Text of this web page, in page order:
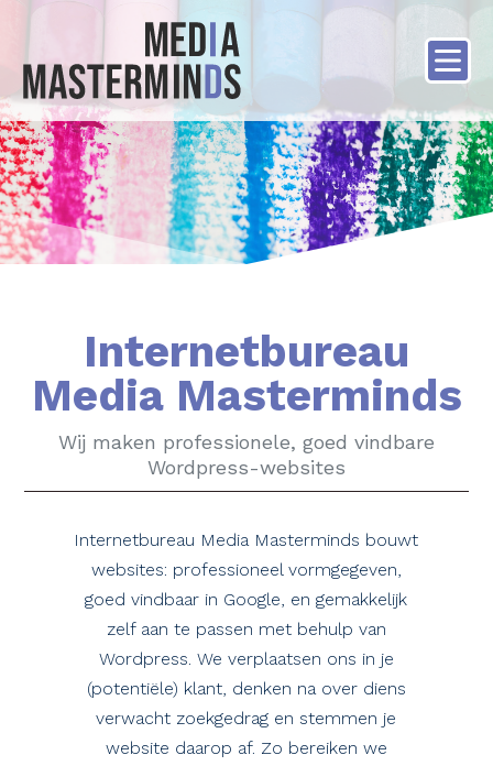
Internetbureau
Media Masterminds
Wij maken professionele, goed vindbare
Wordpress-websites
Internetbureau Media Masterminds bouwt
websites: professioneel vormgegeven,
goed vindbaar in Google, en gemakkelijk
zelf aan te passen met behulp van
Wordpress. We verplaatsen ons in je
(potentiële) klant, denken na over diens
verwacht zoekgedrag en stemmen je
website daarop af. Zo bereiken we